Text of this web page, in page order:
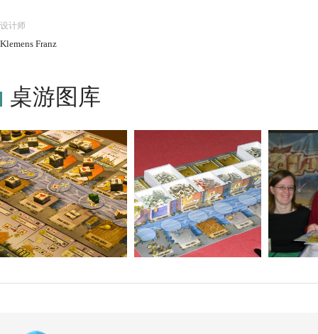
戏中，建筑是投资机会和收入来源，而船只则主要提供食物。 当
游戏结束。将自己拥有的建筑和船只的价值、带有+号建筑的附加
发行了英文版，并且该英文版包含了大村庄（Le Grand Hameau）
Creative,Maldito Games,Mayfair
edizioni,Ystari Games,Z-Man Games
设计师
Klemens Franz
桌游图库